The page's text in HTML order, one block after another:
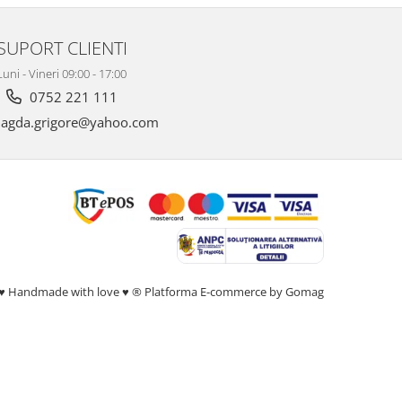
CLIENTI
- Vineri 09:00 - 17:00
0752 221 111
Handmade with love ♥ ® Platforma E-commerce by Gomag